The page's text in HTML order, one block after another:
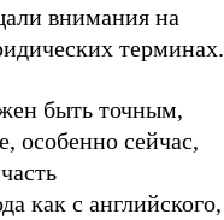
внимания на
терминах.
быть точным,
особенно сейчас,
как с английского,